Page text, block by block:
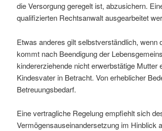
die Versorgung geregelt ist, abzusichern.
qualifizierten Rechtsanwalt ausgearbeitet
Etwas anderes gilt selbstverständlich,
kommt nach Beendigung der
kindererziehende nicht erwerbstätige Mutter
Kindesvater in Betracht. Von erheblicher
Betreuungsbedarf.
Eine vertragliche Regelung empfiehlt sich
Vermögensauseinandersetzung im Hinblick